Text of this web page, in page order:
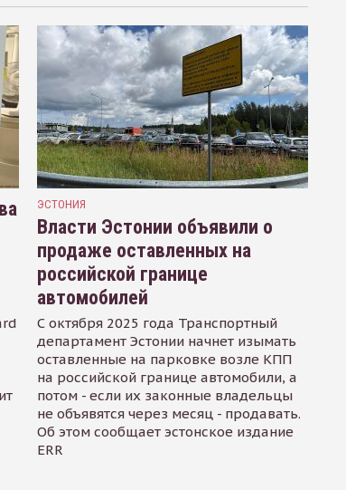
ЭСТОНИЯ
Власти Эстонии объявили о
продаже оставленных на
российской границе
автомобилей
С октября 2025 года Транспортный
департамент Эстонии начнет изымать
оставленные на парковке возле КПП
на российской границе автомобили, а
потом - если их законные владельцы
не объявятся через месяц - продавать.
Об этом сообщает эстонское издание
ERR